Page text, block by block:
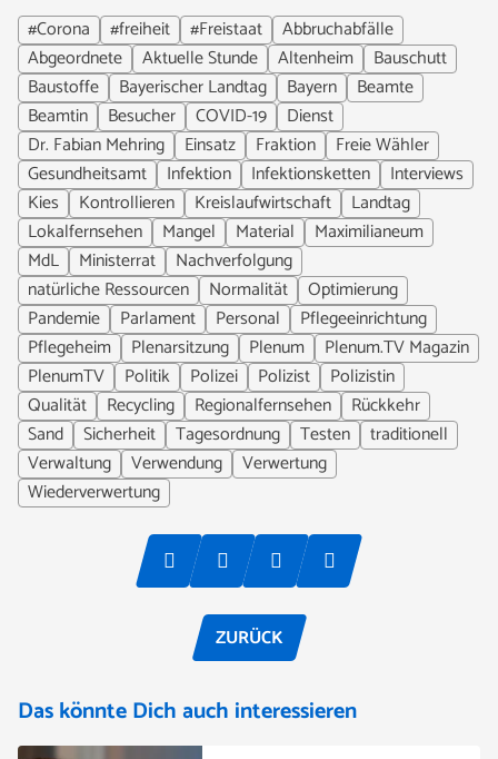
#Corona
#freiheit #Freistaat
Abbruchabfälle
Abgeordnete
Aktuelle Stunde Altenheim
Bauschutt
Baustoffe
Bayerischer Landtag Bayern
Beamte
Beamtin
Besucher COVID-19
Dienst
Dr. Fabian Mehring
Einsatz Fraktion
Freie Wähler
Gesundheitsamt
Infektion Infektionsketten
Interviews
Kies
Kontrollieren Kreislaufwirtschaft
Landtag
Lokalfernsehen
Mangel Material
Maximilianeum
MdL
Ministerrat
Nachverfolgung
natürliche Ressourcen
Normalität
Optimierung
Pandemie
Parlament Personal
Pflegeeinrichtung
Pflegeheim
Plenarsitzung Plenum
Plenum.TV Magazin
PlenumTV
Politik Polizei Polizist
Polizistin
Qualität
Recycling Regionalfernsehen
Rückkehr
Sand
Sicherheit Tagesordnung Testen
traditionell
Verwaltung
Verwendung
Verwertung
Wiederverwertung
ZURÜCK
Das könnte Dich auch interessieren